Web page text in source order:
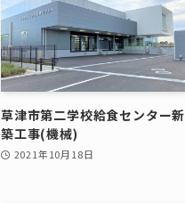
草津市第二学校給食センター新
築工事(機械)
2021年10月18日